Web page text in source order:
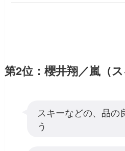
第2位：櫻井翔／嵐（ス
スキーなどの、品の
う